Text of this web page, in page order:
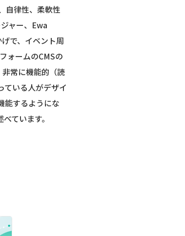
自律性、柔軟性
ャー、Ewa
で、イベント周
ォームのCMSの
常に機能的（読
ている人がデザイ
能するようにな
ています。